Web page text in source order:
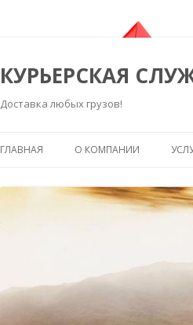
КУРЬЕРСКАЯ
Доставка любых грузов!
ГЛАВНАЯ О КОМПАНИИ